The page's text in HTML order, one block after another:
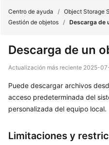
general
del
Pasos
iniciales
Guía
del
Centro de ayuda / Object Storage
Gestión de objetos / Descarga de
Descarga de un
Actualización más reciente 2025-
Puede descargar archivos
acceso predeterminada del
personalizada del equipo local.
Limitaciones y